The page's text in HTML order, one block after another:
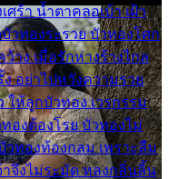
ศร้า น้ำตาคลอเบ้า เฝ้า
วทองระรวย บัวทองโศก
ว้าง เมื่อรักห่างร้างไกล
อย่าไปหวังความรวย
ให้ลูกบัวทอง เวรกรรม
องต้องโรย บัวทองไม่
ทองท้องกลม เพราะลืม
จึงไม่ระมัด หลงกลิ่นลิ้น